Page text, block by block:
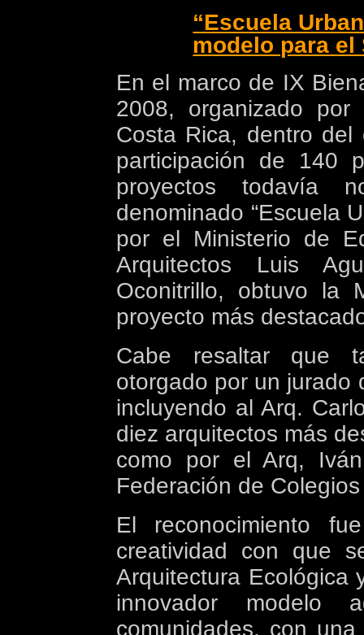
“Escuela
modelo para el
En el marco de IX
2008, organizado
Costa Rica, dentro
participación de 140
proyectos todavía
denominado “Escuela
por el Ministerio de
Arquitectos Luis
Oconitrillo, obtuvo la
proyecto más
Cabe resaltar que
otorgado por un jurado
incluyendo al Arq.
diez arquitectos más
como por el Arq,
Federación de
El reconocimiento
creatividad con que
Arquitectura Ecológica
innovador modelo
comunidades, con